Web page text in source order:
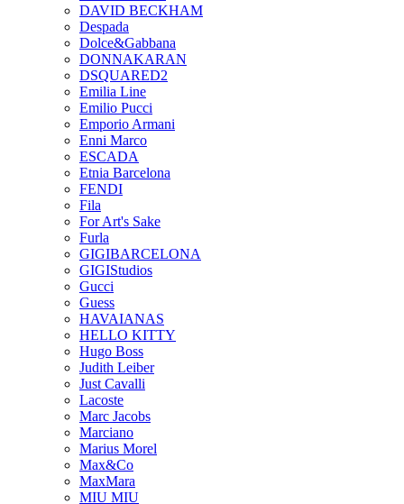
DAVID BECKHAM
Despada
Dolce&Gabbana
DONNAKARAN
DSQUARED2
Emilia Line
Emilio Pucci
Emporio Armani
Enni Marco
ESCADA
Etnia Barcelona
FENDI
Fila
For Art's Sake
Furla
GIGIBARCELONA
GIGIStudios
Gucci
Guess
HAVAIANAS
HELLO KITTY
Hugo Boss
Judith Leiber
Just Cavalli
Lacoste
Marc Jacobs
Marciano
Marius Morel
Max&Co
MaxMara
MIU MIU